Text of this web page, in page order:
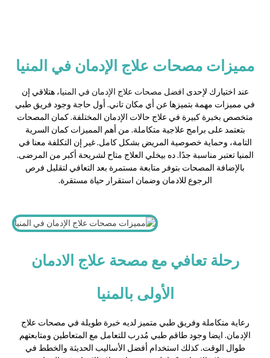
مميزات مصحات علاج الإدمان في المنيا
عند اختيارك لإحدى افضل مصحات علاج الإدمان في المنيا، هتلاقي إن
في مميزات مهمة بتميزها عن أي مكان تاني. أول حاجة وجود فريق طبي
متخصص بخبرة كبيرة في علاج حالات الإدمان المختلفة. كمان المصحات
بتعتمد على برامج علاجية متكاملة. من أهم المميزات كمان السرية
التامة، وحماية خصوصية المريض بشكل كامل. غير إن التكلفة معنا في
المنيا تعتبر مناسبة جدًا. ده بيخلي العلاج متاح لشريحة أكبر من المرضى.
بالإضافة المصحات بتوفر متابعة مستمرة بعد التعافي لتقليل فرص
الرجوع للادمان وضمان استقرار حياة مستقرة.
رحلة تعافي مع مصحة علاج الادمان
الأولى بالمنيا
رعاية متكاملة وفريق طبي متميز لديه خبرة طويلة في مصحات علاج
الإدمان. ايضا وجود طاقم طبي مُدرب للتعامل مع المتعاطين ومتابعتهم
طوال الوقت. كذلك استخدام أفضل الأساليب الحديثة والخطط في